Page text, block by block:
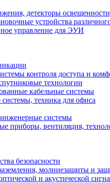
детекторы
устройства
управление для ЭУИ
контроля доступа и
технологии
кабельные системы
техника для офиса
системы
приборы, вентиляция,
безопасности
молниезащиты и
и акустической